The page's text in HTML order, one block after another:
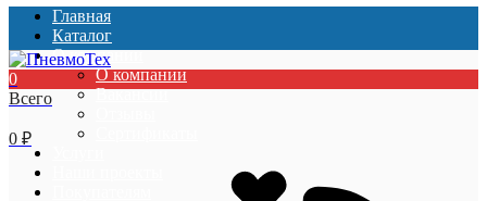
Главная
Каталог
О компании
О компании
Вакансии
0
Всего
0 ₽